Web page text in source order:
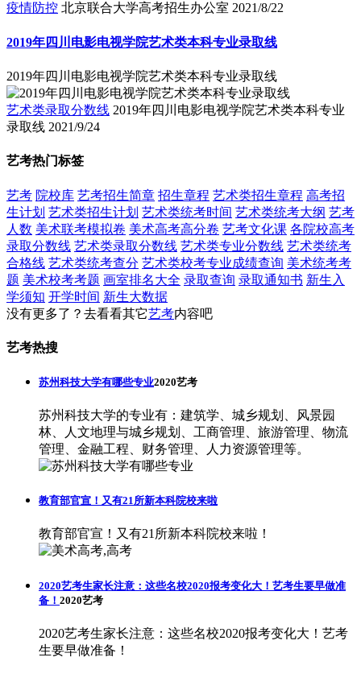
疫情防控 北京联合大学高考招生办公室 2021/8/22
2019年四川电影电视学院艺术类本科专业录取线
2019年四川电影电视学院艺术类本科专业录取线
艺术类录取分数线 2019年四川电影电视学院艺术类本科专业
录取线 2021/9/24
艺考热门标签
艺考 院校库 艺考招生简章 招生章程 艺术类招生章程 高考招
生计划 艺术类招生计划 艺术类统考时间 艺术类统考大纲 艺考
人数 美术联考模拟卷 美术高考高分卷 艺考文化课 各院校高考
录取分数线 艺术类录取分数线 艺术类专业分数线 艺术类统考
合格线 艺术类统考查分 艺术类校考专业成绩查询 美术统考考
题 美术校考考题 画室排名大全 录取查询 录取通知书 新生入
学须知 开学时间 新生大数据
没有更多了？去看看其它艺考内容吧
艺考热搜
苏州科技大学有哪些专业2020艺考
苏州科技大学的专业有：建筑学、城乡规划、风景园
林、人文地理与城乡规划、工商管理、旅游管理、物流
管理、金融工程、财务管理、人力资源管理等。
教育部官宣！又有21所新本科院校来啦
教育部官宣！又有21所新本科院校来啦！
2020艺考生家长注意：这些名校2020报考变化大！艺考生要早做准
备！ 2020艺考
2020艺考生家长注意：这些名校2020报考变化大！艺考
生要早做准备！